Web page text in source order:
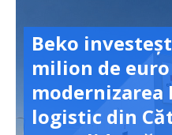
Beko
milion de
modernizarea
logistic din